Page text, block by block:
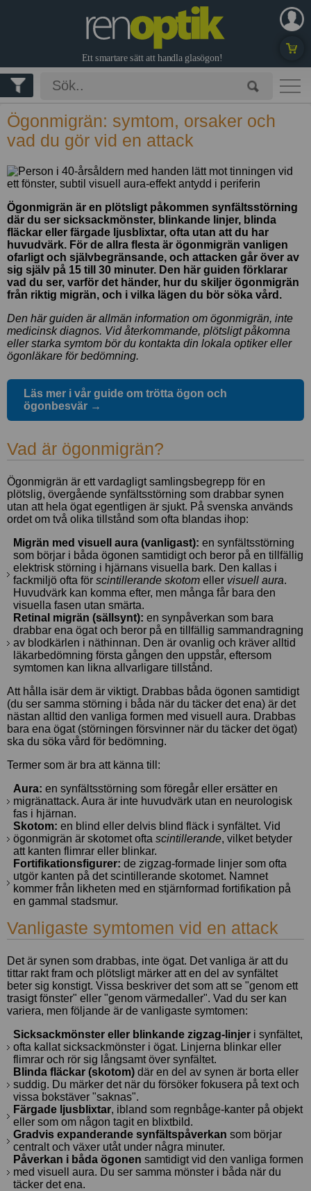
Glasögon
Byta glas
Låna hem
Erbjudanden
Köpa Presentkort
Blogg
Solglasögon med styrka
Kontakta oss
info@renoptik.se
Logga in
Bli kund
Lånekorg: 0 bågar
Varukorg: 0 varor
Glas & Tillval
Prova online
Glasögonkollektioner
Glasögonrecept
Köpguide för
solglasögon
Datorglasögon
Frågor och
svar om
progressiva
Arbetsglasögon
/
Terminalglasögon
Hur väljer man
rätt båge?
Ray-Ban Meta
Läsglasögon
styrka
Billiga
läsglasögon
Polariserande
solglasögon
Trötta ögon
Ögonmigrän
Ögonmigrän: symtom, orsaker och
vad du gör vid en attack
Ögonmigrän är en plötsligt påkommen synfältsstörning
där du ser sicksackmönster, blinkande linjer, blinda
fläckar eller färgade ljusblixtar, ofta utan att du har
huvudvärk. För de allra flesta är ögonmigrän vanligen
ofarligt och självbegränsande, och attacken går över av
sig själv på 15 till 30 minuter. Den här guiden förklarar
vad du ser, varför det händer, hur du skiljer ögonmigrän
från riktig migrän, och i vilka lägen du bör söka vård.
Den här guiden är allmän information om ögonmigrän, inte
medicinsk diagnos. Vid återkommande, plötsligt påkomna
eller starka symtom bör du kontakta din lokala optiker eller
ögonläkare för bedömning.
Läs mer i vår guide om trötta ögon och
ögonbesvär →
Vad är ögonmigrän?
Ögonmigrän är ett vardagligt samlingsbegrepp för en
plötslig, övergående synfältsstörning som drabbar synen
utan att hela ögat egentligen är sjukt. På svenska används
ordet om två olika tillstånd som ofta blandas ihop:
Migrän med visuell aura (vanligast): en synfältsstörning
som börjar i båda ögonen samtidigt och beror på en tillfällig
elektrisk störning i hjärnans visuella bark. Den kallas i
fackmiljö ofta för scintillerande skotom eller visuell aura.
Huvudvärk kan komma efter, men många får bara den
visuella fasen utan smärta.
Retinal migrän (sällsynt): en synpåverkan som bara
drabbar ena ögat och beror på en tillfällig sammandragning
av blodkärlen i näthinnan. Den är ovanlig och kräver alltid
läkarbedömning första gången den uppstår, eftersom
symtomen kan likna allvarligare tillstånd.
Att hålla isär dem är viktigt. Drabbas båda ögonen samtidigt
(du ser samma störning i båda när du täcker det ena) är det
nästan alltid den vanliga formen med visuell aura. Drabbas
bara ena ögat (störningen försvinner när du täcker det ögat)
ska du söka vård för bedömning.
Termer som är bra att känna till:
Aura: en synfältsstörning som föregår eller ersätter en
migränattack. Aura är inte huvudvärk utan en neurologisk
fas i hjärnan.
Skotom: en blind eller delvis blind fläck i synfältet. Vid
ögonmigrän är skotomet ofta scintillerande, vilket betyder
att kanten flimrar eller blinkar.
Fortifikationsfigurer: de zigzag-formade linjer som ofta
utgör kanten på det scintillerande skotomet. Namnet
kommer från likheten med en stjärnformad fortifikation på
en gammal stadsmur.
Vanligaste symtomen vid en attack
Det är synen som drabbas, inte ögat. Det vanliga är att du
tittar rakt fram och plötsligt märker att en del av synfältet
beter sig konstigt. Vissa beskriver det som att se "genom ett
trasigt fönster" eller "genom värmedaller". Vad du ser kan
variera, men följande är de vanligaste symtomen:
Sicksackmönster eller blinkande zigzag-linjer i synfältet,
ofta kallat sicksackmönster i ögat. Linjerna blinkar eller
flimrar och rör sig långsamt över synfältet.
Blinda fläckar (skotom) där en del av synen är borta eller
suddig. Du märker det när du försöker fokusera på text och
vissa bokstäver "saknas".
Färgade ljusblixtar, ibland som regnbåge-kanter på objekt
eller som om någon tagit en blixtbild.
Gradvis expanderande synfältspåverkan som börjar
centralt och växer utåt under några minuter.
Påverkan i båda ögonen samtidigt vid den vanliga formen
med visuell aura. Du ser samma mönster i båda när du
täcker det ena.